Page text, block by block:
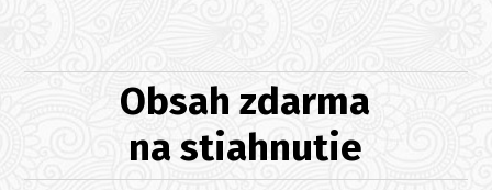
Obsah zdarma
na stiahnutie